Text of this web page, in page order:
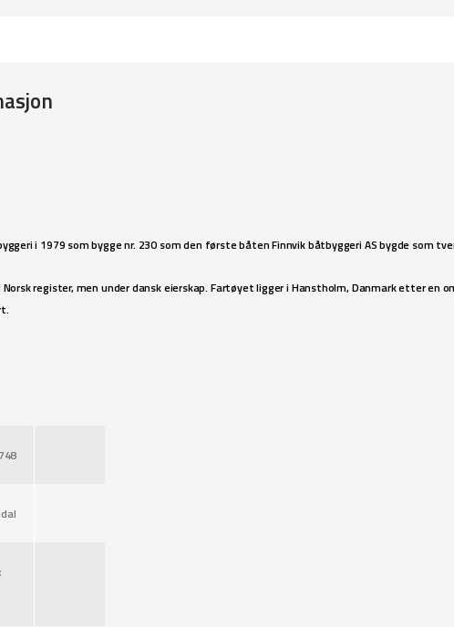
i 1979 som bygge nr. 230 som den første båten Finnvik båtbyggeri AS bygde som
register, men under dansk eierskap. Fartøyet ligger i Hanstholm, Danmark etter